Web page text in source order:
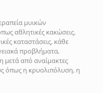
μυικών
αθλητικές κακώσεις,
καταστάσεις, κάθε
προβλήματα,
μετά από αναίμακτες
όπως η κρυολιπόλυση, η